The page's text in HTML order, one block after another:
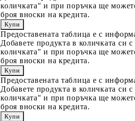
количката" и при поръчка ще
броя вноски на кредита.
Предоставената таблица е с
Добавете продукта в количката си
количката" и при поръчка ще
броя вноски на кредита.
Предоставената таблица е с
Добавете продукта в количката си
количката" и при поръчка ще
броя вноски на кредита.